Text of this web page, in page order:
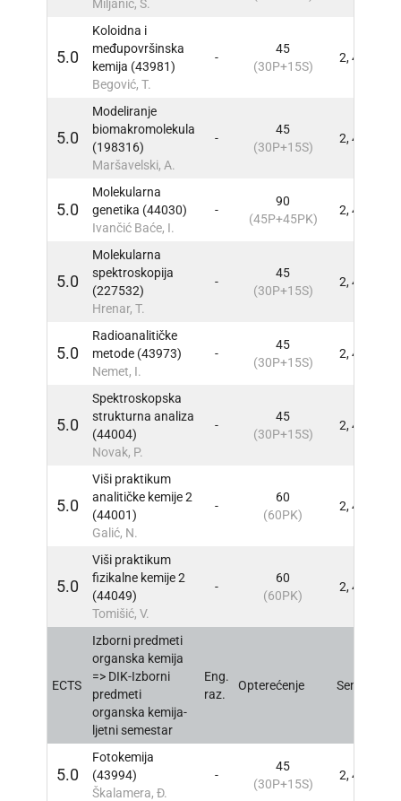
Miljanić, S.
5.0
Koloidna i
međupovršinska
kemija (43981)
Begović, T.
-
45
(30P+15S)
2, 4
5.0
Modeliranje
biomakromolekula
(198316)
Maršavelski, A.
-
45
(30P+15S)
2, 4
5.0
Molekularna
genetika (44030)
Ivančić Baće, I.
-
90
(45P+45PK)
2, 4
5.0
Molekularna
spektroskopija
(227532)
Hrenar, T.
-
45
(30P+15S)
2, 4
5.0
Radioanalitičke
metode (43973)
Nemet, I.
-
45
(30P+15S)
2, 4
5.0
Spektroskopska
strukturna analiza
(44004)
Novak, P.
-
45
(30P+15S)
2, 4
5.0
Viši praktikum
analitičke kemije 2
(44001)
Galić, N.
-
60
(60PK)
2, 4
5.0
Viši praktikum
fizikalne kemije 2
(44049)
Tomišić, V.
-
60
(60PK)
2, 4
ECTS
Izborni predmeti
organska kemija
=> DIK-Izborni
predmeti
organska kemija-
ljetni semestar
Eng.
raz.
Opterećenje Sem
5.0
Fotokemija
(43994)
Škalamera, Đ.
-
45
(30P+15S)
2, 4